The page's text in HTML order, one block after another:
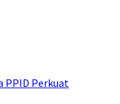
PPID Perkuat